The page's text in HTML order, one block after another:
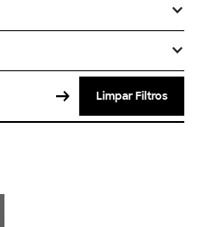
Limpar Filtros